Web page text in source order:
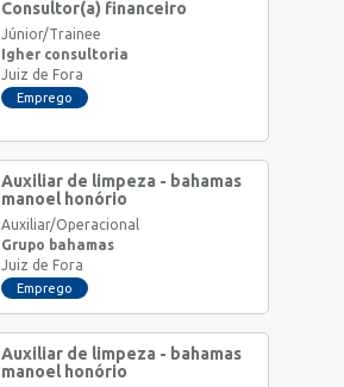
Consultor(a) financeiro
Júnior/Trainee
Igher consultoria
Juiz de Fora
Emprego
Auxiliar de limpeza - bahamas
manoel honório
Auxiliar/Operacional
Grupo bahamas
Juiz de Fora
Emprego
Auxiliar de limpeza - bahamas
manoel honório